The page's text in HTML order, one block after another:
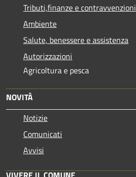
Tributi,finanze e contravvenzioni
Ambiente
Salute, benessere e assistenza
Autorizzazioni
Agricoltura e pesca
NOVITÀ
Notizie
Comunicati
Avvisi